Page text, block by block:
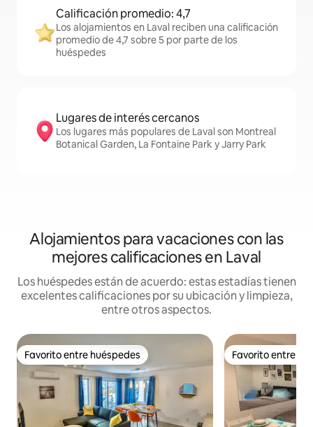
Calificación promedio: 4,7
Los alojamientos en Laval reciben una calificación
promedio de 4,7 sobre 5 por parte de los
huéspedes
Lugares de interés cercanos
Los lugares más populares de Laval son Montreal
Botanical Garden, La Fontaine Park y Jarry Park
Alojamientos para vacaciones con las
mejores calificaciones en Laval
Los huéspedes están de acuerdo: estas estadías tienen
excelentes calificaciones por su ubicación y limpieza,
entre otros aspectos.
Favorito entre huéspedes
Favorito entre huéspedes Favorito entre
Favorito entre